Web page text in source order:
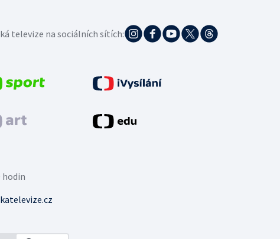
hodin
televize na sociálních sítích: